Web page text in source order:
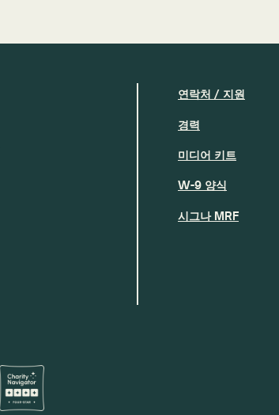
연락처 / 지원
경력
미디어 키트
W-9 양식
시그나 MRF